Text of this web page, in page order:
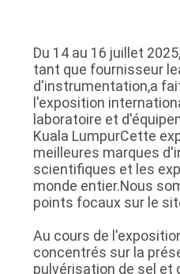
PLAN
SITE
POLITIQUE
Du 14 au 16 juillet
tant que fournisseur
d'instrumentation,a
l'exposition
laboratoire et
Kuala LumpurCette
meilleures marques
scientifiques et les
monde entier.Nous
points focaux sur le
Au cours de
concentrés sur la
pulvérisation de sel et